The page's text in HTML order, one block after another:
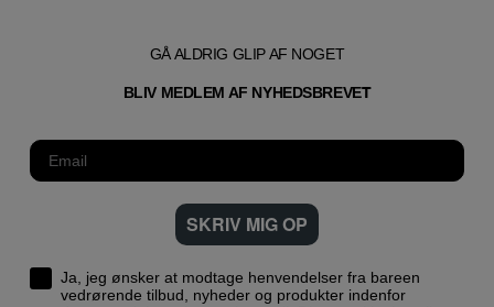
GÅ ALDRIG GLIP AF NOGET
BLIV MEDLEM AF NYHEDSBREVET
SKRIV MIG OP
Ja, jeg ønsker at modtage henvendelser fra bareen
vedrørende tilbud, nyheder og produkter indenfor